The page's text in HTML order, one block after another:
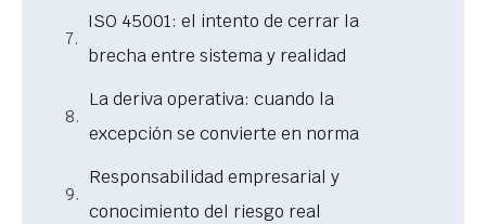
ISO 45001: el intento de cerrar la
brecha entre sistema y realidad
La deriva operativa: cuando la
excepción se convierte en norma
Responsabilidad empresarial y
conocimiento del riesgo real